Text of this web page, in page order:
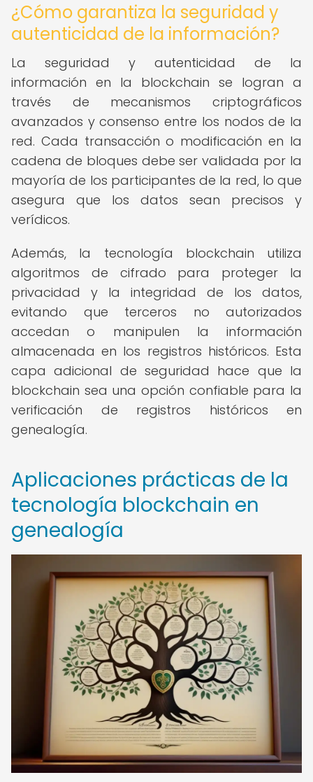
¿Cómo garantiza la seguridad y
autenticidad de la información?
La seguridad y autenticidad de la
información en la blockchain se logran a
través de mecanismos criptográficos
avanzados y consenso entre los nodos de la
red. Cada transacción o modificación en la
cadena de bloques debe ser validada por la
mayoría de los participantes de la red, lo que
asegura que los datos sean precisos y
verídicos.
Además, la tecnología blockchain utiliza
algoritmos de cifrado para proteger la
privacidad y la integridad de los datos,
evitando que terceros no autorizados
accedan o manipulen la información
almacenada en los registros históricos. Esta
capa adicional de seguridad hace que la
blockchain sea una opción confiable para la
verificación de registros históricos en
genealogía.
Aplicaciones prácticas de la
tecnología blockchain en
genealogía